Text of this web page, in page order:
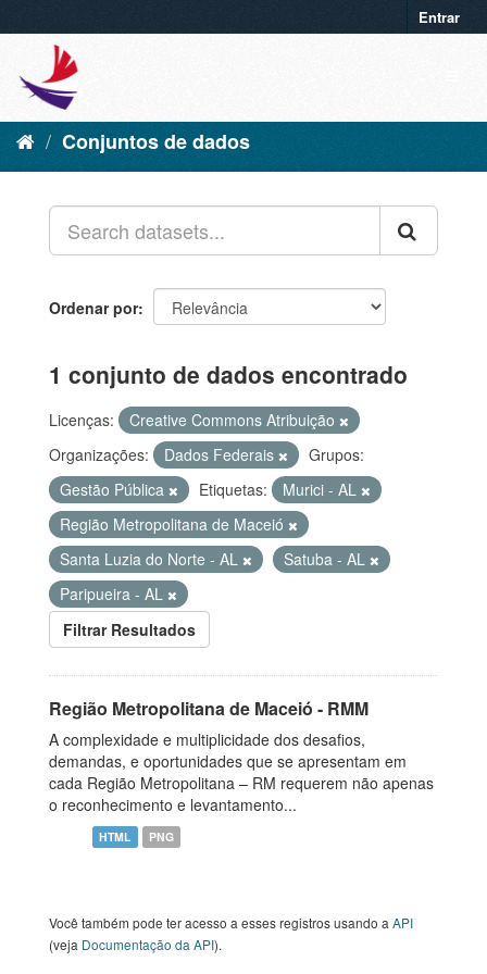
Entrar
Conjuntos de dados
Ordenar por
1 conjunto de dados encontrado
Licenças:
Creative Commons Atribuição
Organizações:
Dados Federais
Grupos:
Gestão Pública
Etiquetas:
Murici - AL
Região Metropolitana de Maceió
Santa Luzia do Norte - AL
Satuba - AL
Paripueira - AL
Filtrar Resultados
Região Metropolitana de Maceió - RMM
A complexidade e multiplicidade dos desafios,
demandas, e oportunidades que se apresentam em
cada Região Metropolitana – RM requerem não apenas
o reconhecimento e levantamento...
HTML PNG
Você também pode ter acesso a esses registros usando a API
(veja Documentação da API).